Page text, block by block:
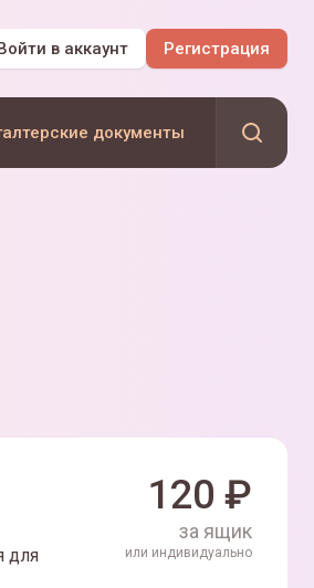
в аккаунт Регистрация
документы
для
120 ₽
за ящик
или индивидуально